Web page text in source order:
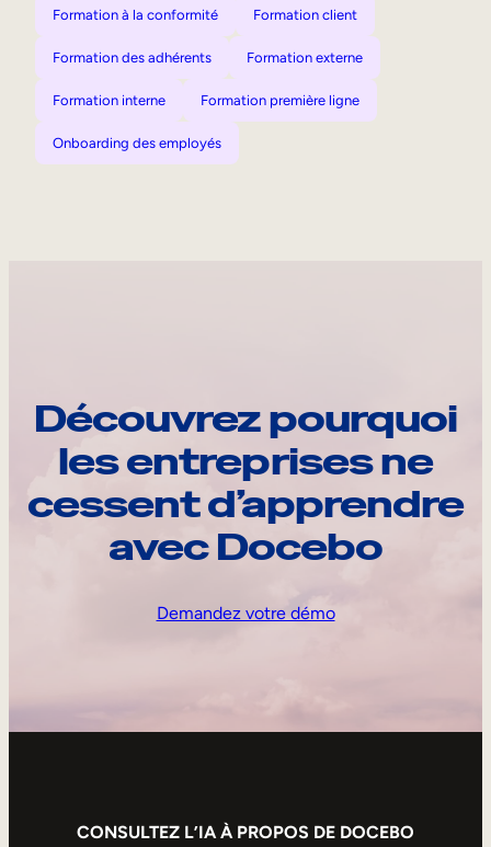
Formation à la conformité Formation client
Formation des adhérents Formation externe
Formation interne Formation première ligne
Onboarding des employés
Découvrez pourquoi
les entreprises ne
cessent d’apprendre
avec Docebo
Demandez votre démo
CONSULTEZ L’IA À PROPOS DE DOCEBO